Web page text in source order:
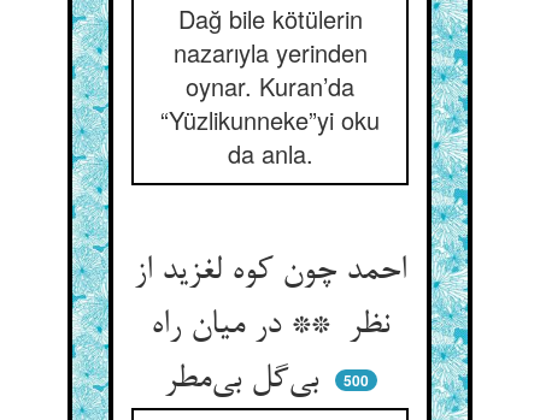
Dağ bile kötülerin
nazarıyla yerinden
oynar. Kuran’da
“Yüzlikunneke”yi oku
da anla.
احمد چون کوه لغزید از
نظر ** در میان راه
بی‌گل بی‌مطر
500